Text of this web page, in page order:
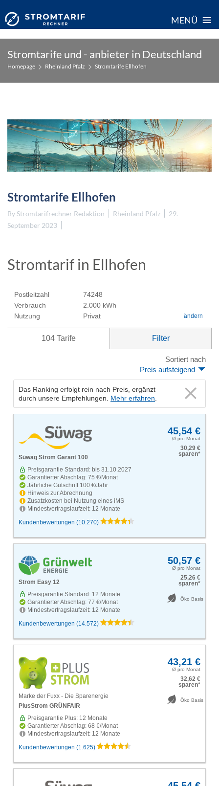
MENÜ ≡
content
Stromtarife und - anbieter in Deutschland
Homepage Rheinland Pfalz Stromtarife Ellhofen
Stromtarife Ellhofen
By Stromtarifrechner Redaktion Rheinland Pfalz
29.
September 2023
Stromtarif in Ellhofen